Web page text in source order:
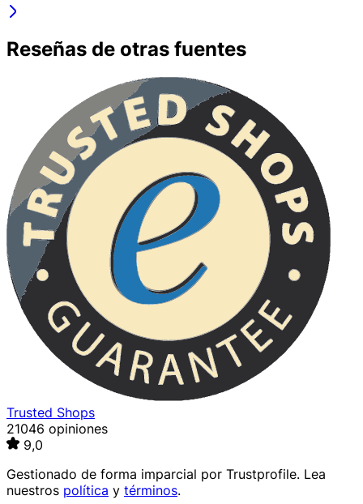
Reseñas de otras fuentes
Trusted Shops
21046 opiniones
9,0
Gestionado de forma imparcial por Trustprofile. Lea
nuestros política y términos.